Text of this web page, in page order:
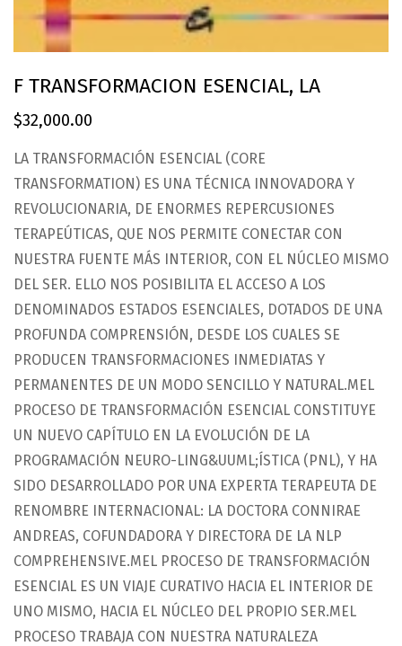
F TRANSFORMACION ESENCIAL, LA
$32,000.00
LA TRANSFORMACIÓN ESENCIAL (CORE
TRANSFORMATION) ES UNA TÉCNICA INNOVADORA Y
REVOLUCIONARIA, DE ENORMES REPERCUSIONES
TERAPEÚTICAS, QUE NOS PERMITE CONECTAR CON
NUESTRA FUENTE MÁS INTERIOR, CON EL NÚCLEO MISMO
DEL SER. ELLO NOS POSIBILITA EL ACCESO A LOS
DENOMINADOS ESTADOS ESENCIALES, DOTADOS DE UNA
PROFUNDA COMPRENSIÓN, DESDE LOS CUALES SE
PRODUCEN TRANSFORMACIONES INMEDIATAS Y
PERMANENTES DE UN MODO SENCILLO Y NATURAL.MEL
PROCESO DE TRANSFORMACIÓN ESENCIAL CONSTITUYE
UN NUEVO CAPÍTULO EN LA EVOLUCIÓN DE LA
PROGRAMACIÓN NEURO-LING&UUML;ÍSTICA (PNL), Y HA
SIDO DESARROLLADO POR UNA EXPERTA TERAPEUTA DE
RENOMBRE INTERNACIONAL: LA DOCTORA CONNIRAE
ANDREAS, COFUNDADORA Y DIRECTORA DE LA NLP
COMPREHENSIVE.MEL PROCESO DE TRANSFORMACIÓN
ESENCIAL ES UN VIAJE CURATIVO HACIA EL INTERIOR DE
UNO MISMO, HACIA EL NÚCLEO DEL PROPIO SER.MEL
PROCESO TRABAJA CON NUESTRA NATURALEZA